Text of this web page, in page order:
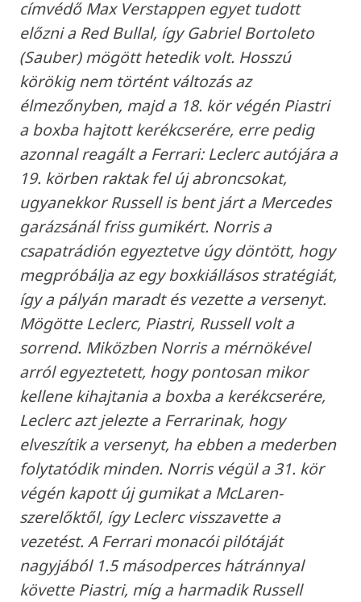
címvédő Max Verstappen egyet tudott
előzni a Red Bullal, így Gabriel Bortoleto
(Sauber) mögött hetedik volt. Hosszú
körökig nem történt változás az
élmezőnyben, majd a 18. kör végén Piastri
a boxba hajtott kerékcserére, erre pedig
azonnal reagált a Ferrari: Leclerc autójára a
19. körben raktak fel új abroncsokat,
ugyanekkor Russell is bent járt a Mercedes
garázsánál friss gumikért. Norris a
csapatrádión egyeztetve úgy döntött, hogy
megpróbálja az egy boxkiállásos stratégiát,
így a pályán maradt és vezette a versenyt.
Mögötte Leclerc, Piastri, Russell volt a
sorrend. Miközben Norris a mérnökével
arról egyeztetett, hogy pontosan mikor
kellene kihajtania a boxba a kerékcserére,
Leclerc azt jelezte a Ferrarinak, hogy
elveszítik a versenyt, ha ebben a mederben
folytatódik minden. Norris végül a 31. kör
végén kapott új gumikat a McLaren-
szerelőktől, így Leclerc visszavette a
vezetést. A Ferrari monacói pilótáját
nagyjából 1.5 másodperces hátránnyal
követte Piastri, míg a harmadik Russell